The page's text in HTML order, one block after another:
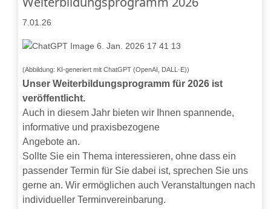
7.01.26
(Abbildung: KI-generiert mit ChatGPT (OpenAI, DALL·E))
Unser Weiterbildungsprogramm für 2026 ist
veröffentlicht.
Auch in diesem Jahr bieten wir Ihnen spannende,
informative und praxisbezogene
Angebote an.
Sollte Sie ein Thema interessieren, ohne dass ein
passender Termin für Sie dabei ist, sprechen Sie uns
gerne an. Wir ermöglichen auch Veranstaltungen nach
individueller Terminvereinbarung.